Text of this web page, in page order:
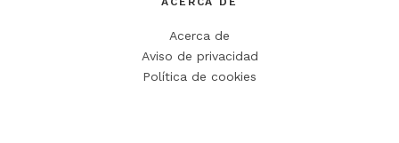
Acerca de
Aviso de privacidad
Política de cookies